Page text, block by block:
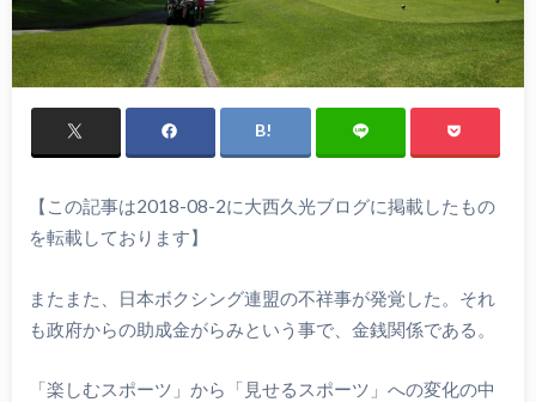
【この記事は2018-08-2に大西久光ブログに掲載したもの
を転載しております】
またまた、日本ボクシング連盟の不祥事が発覚した。それ
も政府からの助成金がらみという事で、金銭関係である。
「楽しむスポーツ」から「見せるスポーツ」への変化の中